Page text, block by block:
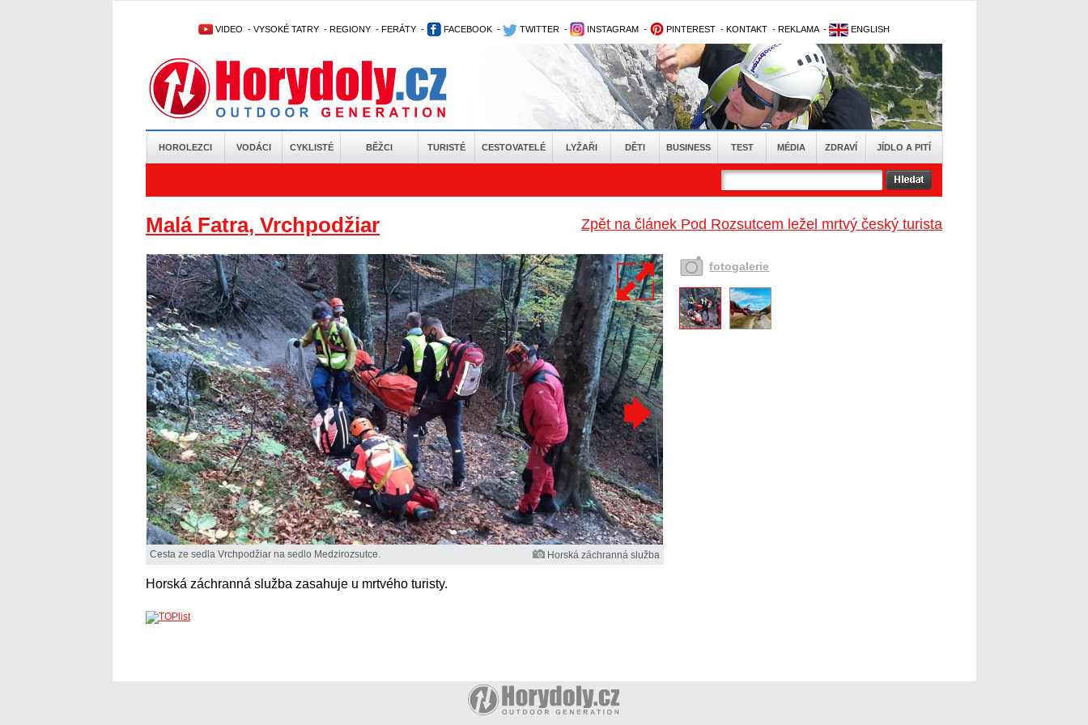
VIDEO - VYSOKÉ TATRY - REGIONY - FERÁTY - FACEBOOK - TWITTER - INSTAGRAM - PINTEREST - KONTAKT - REKLAMA - ENGLISH
HOROLEZCI VODÁCI CYKLISTÉ BĚŽCI TURISTÉ CESTOVATELÉ LYŽAŘI DĚTI BUSINESS TEST MÉDIA ZDRAVÍ JÍDLO A PITÍ
Zpět na článek Pod Rozsutcem ležel mrtvý český turista
Malá Fatra, Vrchpodžiar
Cesta ze sedla Vrchpodžiar na sedlo Medzirozsutce. Horská záchranná služba
Horská záchranná služba zasahuje u mrtvého turisty.
fotogalerie